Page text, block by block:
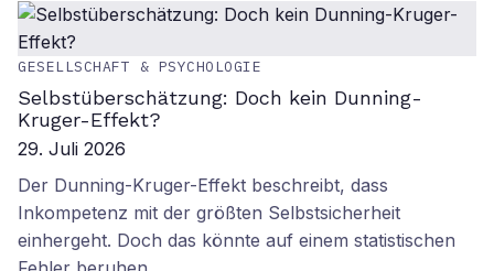
GESELLSCHAFT & PSYCHOLOGIE
Selbstüberschätzung: Doch kein Dunning-
Kruger-Effekt?
29. Juli 2026
Der Dunning-Kruger-Effekt beschreibt, dass
Inkompetenz mit der größten Selbstsicherheit
einhergeht. Doch das könnte auf einem statistischen